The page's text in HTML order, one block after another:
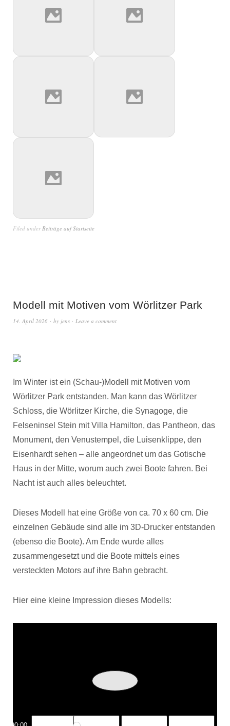
Filed underBeiträge auf Startseite
Modell mit Motiven vom Wörlitzer Park
14. April 2026 by jens Leave a comment
Im Winter ist ein (Schau-)Modell mit Motiven vom
Wörlitzer Park entstanden. Man kann das Wörlitzer
Schloss, die Wörlitzer Kirche, die Synagoge, die
Felseninsel Stein mit Villa Hamilton, das Pantheon, das
Monument, den Venustempel, die Luisenklippe, den
Eisenhardt sehen – alle angeordnet um das Gotische
Haus in der Mitte, worum auch zwei Boote fahren. Bei
Nacht ist auch alles beleuchtet.
Dieses Modell hat eine Größe von ca. 70 x 60 cm. Die
einzelnen Gebäude sind alle im 3D-Drucker entstanden
(ebenso die Boote). Am Ende wurde alles
zusammengesetzt und die Boote mittels eines
versteckten Motors auf ihre Bahn gebracht.
Hier eine kleine Impression dieses Modells:
Play